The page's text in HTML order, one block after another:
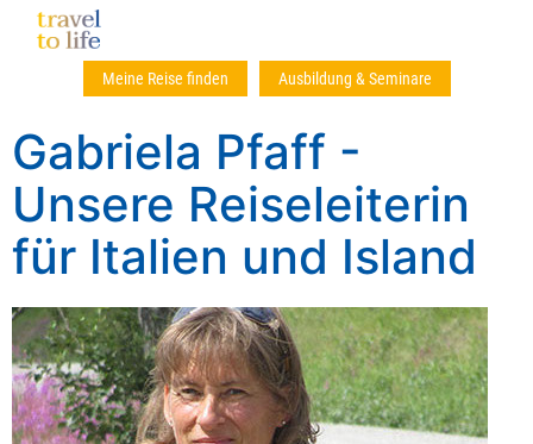
Meine Reise finden Ausbildung & Seminare
Gabriela Pfaff -
Unsere Reiseleiterin
für Italien und Island